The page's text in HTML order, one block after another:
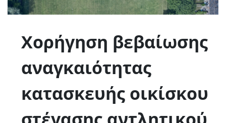
Χορήγηση βεβαίωσης
αναγκαιότητας
κατασκευής οικίσκου